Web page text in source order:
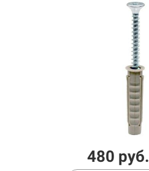
480 руб.